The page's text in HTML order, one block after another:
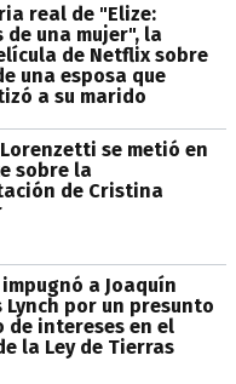
real de "Elize:
de una mujer", la
de Netflix sobre
una esposa que
a su marido
se metió en
sobre la
de Cristina
a Joaquín
Lynch por un presunto
de intereses en el
la Ley de Tierras